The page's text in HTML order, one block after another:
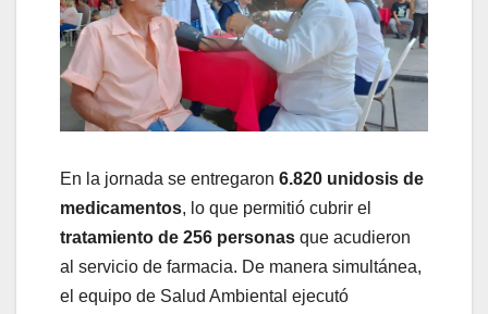
​En la jornada se entregaron 6.820 unidosis de
medicamentos, lo que permitió cubrir el
tratamiento de 256 personas que acudieron
al servicio de farmacia. De manera simultánea,
el equipo de Salud Ambiental ejecutó